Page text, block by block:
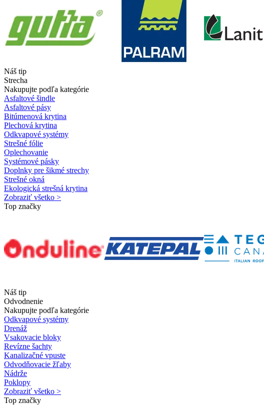
Náš tip
Strecha
Nakupujte podľa kategórie
Asfaltové šindle
Asfaltové pásy
Bitúmenová krytina
Plechová krytina
Odkvapové systémy
Strešné fólie
Oplechovanie
Systémové pásky
Doplnky pre šikmé strechy
Strešné okná
Ekologická strešná krytina
Zobraziť všetko >
Top značky
Náš tip
Odvodnenie
Nakupujte podľa kategórie
Odkvapové systémy
Drenáž
Vsakovacie bloky
Revízne šachty
Kanalizačné vpuste
Odvodňovacie žľaby
Nádrže
Poklopy
Zobraziť všetko >
Top značky